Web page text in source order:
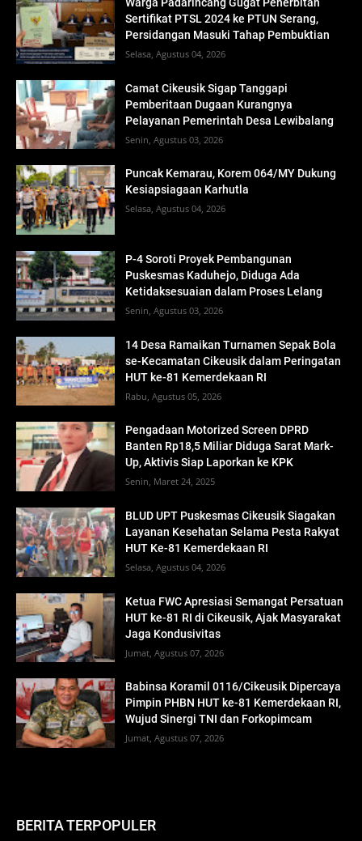
Sertifikat PTSL 2024 ke PTUN Serang,
Persidangan Masuki Tahap Pembuktian
Selasa, Agustus 04, 2026
Camat Cikeusik Sigap Tanggapi
Pemberitaan Dugaan Kurangnya
Pelayanan Pemerintah Desa Lewibalang
Senin, Agustus 03, 2026
Puncak Kemarau, Korem 064/MY Dukung
Kesiapsiagaan Karhutla
Selasa, Agustus 04, 2026
P-4 Soroti Proyek Pembangunan
Puskesmas Kaduhejo, Diduga Ada
Ketidaksesuaian dalam Proses Lelang
Senin, Agustus 03, 2026
14 Desa Ramaikan Turnamen Sepak Bola
se-Kecamatan Cikeusik dalam Peringatan
HUT ke-81 Kemerdekaan RI
Rabu, Agustus 05, 2026
Pengadaan Motorized Screen DPRD
Banten Rp18,5 Miliar Diduga Sarat Mark-
Up, Aktivis Siap Laporkan ke KPK
Senin, Maret 24, 2025
BLUD UPT Puskesmas Cikeusik Siagakan
Layanan Kesehatan Selama Pesta Rakyat
HUT Ke-81 Kemerdekaan RI
Selasa, Agustus 04, 2026
Ketua FWC Apresiasi Semangat Persatuan
HUT ke-81 RI di Cikeusik, Ajak Masyarakat
Jaga Kondusivitas
Jumat, Agustus 07, 2026
Babinsa Koramil 0116/Cikeusik Dipercaya
Pimpin PHBN HUT ke-81 Kemerdekaan RI,
Wujud Sinergi TNI dan Forkopimcam
Jumat, Agustus 07, 2026
BERITA TERPOPULER